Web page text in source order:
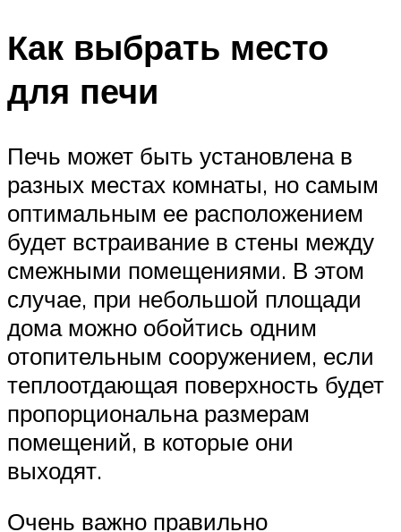
Как выбрать место
для печи
Печь может быть установлена в
разных местах комнаты, но самым
оптимальным ее расположением
будет встраивание в стены между
смежными помещениями. В этом
случае, при небольшой площади
дома можно обойтись одним
отопительным сооружением, если
теплоотдающая поверхность будет
пропорциональна размерам
помещений, в которые они
выходят.
Очень важно правильно